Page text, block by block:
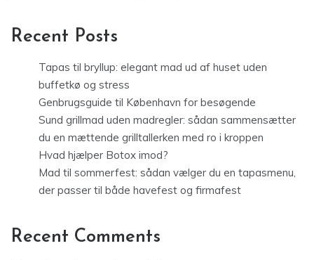
Recent Posts
Tapas til bryllup: elegant mad ud af huset uden
buffetkø og stress
Genbrugsguide til København for besøgende
Sund grillmad uden madregler: sådan sammensætter
du en mættende grilltallerken med ro i kroppen
Hvad hjælper Botox imod?
Mad til sommerfest: sådan vælger du en tapasmenu,
der passer til både havefest og firmafest
Recent Comments